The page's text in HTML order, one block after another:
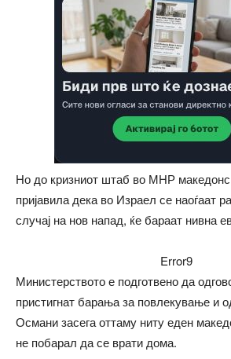
Но до кризниот штаб во МНР
пријавила дека во Израел се наоѓаат
случај на нов напад, ќе бараат нивна
Error9
Министерството е подготвено да
пристигнат барања за повлекување и
Османи засега оттаму ниту еден
не побарал да се врати дома.